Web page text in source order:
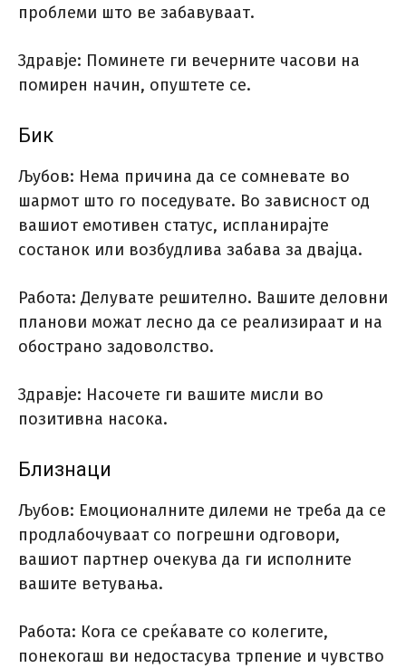
проблеми што ве забавуваат.
Здравје: Поминете ги вечерните часови на
помирен начин, опуштете се.
Бик
Љубов: Нема причина да се сомневате во
шармот што го поседувате. Во зависност од
вашиот емотивен статус, испланирајте
состанок или возбудлива забава за двајца.
Работа: Делувате решително. Вашите деловни
планови можат лесно да се реализираат и на
обострано задоволство.
Здравје: Насочете ги вашите мисли во
позитивна насока.
Близнаци
Љубов: Емоционалните дилеми не треба да се
продлабочуваат со погрешни одговори,
вашиот партнер очекува да ги исполните
вашите ветувања.
Работа: Кога се среќавате со колегите,
понекогаш ви недостасува трпение и чувство